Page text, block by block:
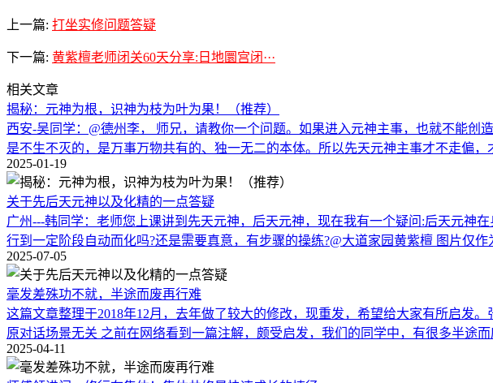
上一篇: 打坐实修问题答疑
下一篇: 黄紫檀老师闭关60天分享:日地圜宫闭···
相关文章
揭秘：元神为根，识神为枝为叶为果！（推荐）
西安-吴同学：@德州李， 师兄，请教你一个问题。如果进入元神主事，也就不能
是不生不灭的，是万事万物共有的、独一无二的本体。所以先天元神主事才不走偏
2025-01-19
关于先后天元神以及化精的一点答疑
广州---韩同学：老师您上课讲到先天元神，后天元神，现在我有一个疑问:后天元神
行到一定阶段自动而化吗?还是需要真意，有步骤的操练?@大道家园黄紫檀 图片仅
2025-07-05
毫发差殊功不就，半途而废再行难
这篇文章整理于2018年12月，去年做了较大的修改，现重发，希望给大家有所启发
原对话场景无关 之前在网络看到一篇注解，颇受启发，我们的同学中，有很多半途
2025-04-11
师傅领进门，修行在集体！集体共修是快速成长的捷径